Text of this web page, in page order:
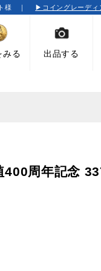
ト様 ｜ ▶コイングレーディ
みる 出品する
周年記念